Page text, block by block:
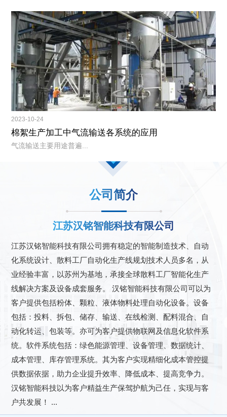
2023-10-24
棉絮生产加工中气流输送各系统的应用
气流输送主要用途普遍...
公司简介
江苏汉铭智能科技有限公司
江苏汉铭智能科技有限公司拥有稳定的智能制造技术、自动
化系统设计、散料工厂自动化生产线规划技术人员多名，从
业经验丰富，以苏州为基地，承接全球散料工厂智能化生产
线解决方案及设备成套服务。 汉铭智能科技有限公司可以为
客户提供包括粉体、颗粒、液体物料处理自动化设备。设备
包括：投料、拆包、储存、输送、在线检测、配料混合、自
动化转运、包装等。亦可为客户提供物联网及信息化软件系
统。软件系统包括：绿色能源管理、设备管理、数据统计、
成本管理、库存管理系统。其为客户实现精细化成本管控提
供数据依据，助力企业提升效率、降低成本、提高竞争力。
汉铭智能科技以为客户精益生产保驾护航为己任，实现与客
户共发展！ ...